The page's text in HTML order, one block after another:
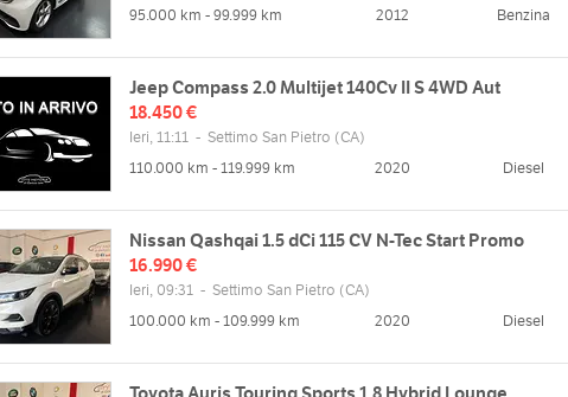
95.000 km - 99.999 km
2012 Benzina
Jeep Compass 2.0 Multijet 140Cv II S 4WD Aut
18.450 €
Ieri, 11:11 - Settimo San Pietro (CA)
110.000 km - 119.999 km
2020 Diesel
Nissan Qashqai 1.5 dCi 115 CV N-Tec Start Promo
16.990 €
Ieri, 09:31 - Settimo San Pietro (CA)
100.000 km - 109.999 km
2020 Diesel